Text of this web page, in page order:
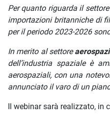
Per quanto riguarda il settore
importazioni britanniche di
per il periodo 2023-2026
In merito al settore
dell’industria spaziale è
aerospaziali, con una
annunciato il varo di un
Il webinar sarà realizzato, in